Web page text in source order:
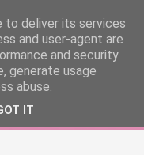
to deliver its services
and user-agent are
and security
generate usage
abuse.
IT